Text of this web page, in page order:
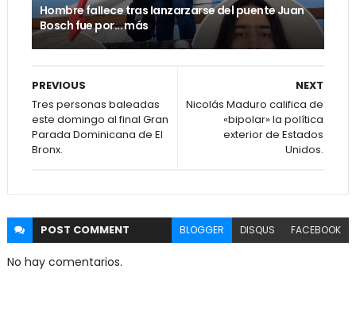
Hombre faIIece tras Ianzarzarse del puente Juan
Bosch fue por... más
NEXT
Nicolás Maduro califica de
«bipolar» la política
exterior de Estados
Unidos.
PREVIOUS
Tres personas baleadas
este domingo al final Gran
Parada Dominicana de El
Bronx.
POST COMMENT BLOGGER DISQUS FACEBOOK
No hay comentarios.